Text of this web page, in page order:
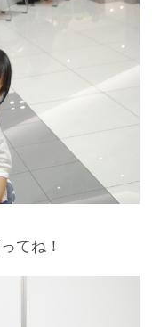
てね！